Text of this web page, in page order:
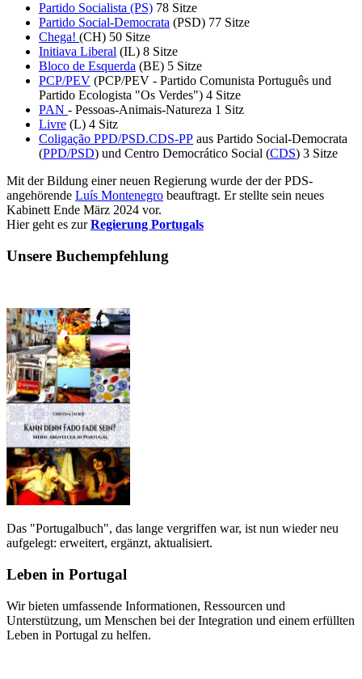
Partido Socialista (PS) 78 Sitze
Partido Social-Democrata (PSD) 77 Sitze
Chega! (CH) 50 Sitze
Initiava Liberal (IL) 8 Sitze
Bloco de Esquerda (BE) 5 Sitze
PCP/PEV (PCP/PEV - Partido Comunista Português und
Partido Ecologista "Os Verdes") 4 Sitze
PAN - Pessoas-Animais-Natureza 1 Sitz
Livre (L) 4 Sitz
Coligação PPD/PSD.CDS-PP aus Partido Social-Democrata
(PPD/PSD) und Centro Democrático Social (CDS) 3 Sitze
Mit der Bildung einer neuen Regierung wurde der der PDS-
angehörende Luís Montenegro beauftragt. Er stellte sein neues
Kabinett Ende März 2024 vor.
Hier geht es zurRegierung Portugals
Unsere Buchempfehlung
Das "Portugalbuch", das lange vergriffen war, ist nun wieder neu
aufgelegt: erweitert, ergänzt, aktualisiert.
Leben in Portugal
Wir bieten umfassende Informationen, Ressourcen und
Unterstützung, um Menschen bei der Integration und einem erfüllten
Leben in Portugal zu helfen.